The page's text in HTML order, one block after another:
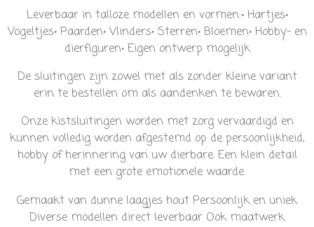
Leverbaar in talloze modellen en vormen:• Hartjes•
Vogeltjes• Paarden• Vlinders• Sterren• Bloemen• Hobby- en
dierfiguren• Eigen ontwerp mogelijk
De sluitingen zijn zowel met als zonder kleine variant
erin te bestellen om als aandenken te bewaren.
Onze kistsluitingen worden met zorg vervaardigd en
kunnen volledig worden afgestemd op de persoonlijkheid,
hobby of herinnering van uw dierbare. Een klein detail
met een grote emotionele waarde.
Gemaakt van dunne laagjes hout Persoonlijk en uniek
Diverse modellen direct leverbaar Ook maatwerk